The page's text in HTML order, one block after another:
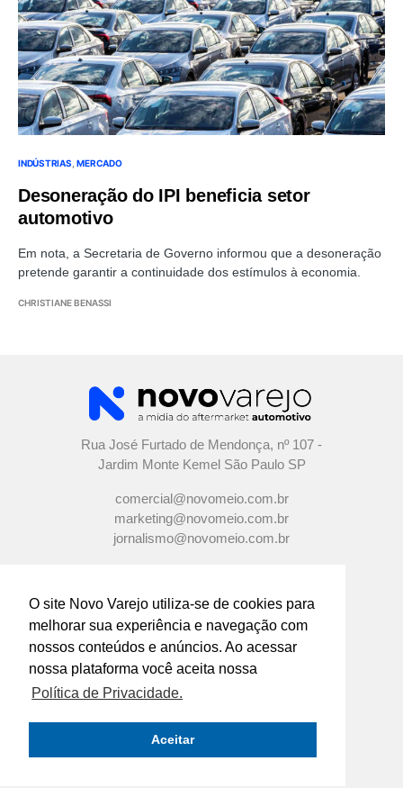
O site Novo Varejo utiliza-se de cookies para
melhorar sua experiência e navegação com
nossos conteúdos e anúncios. Ao acessar
nossa plataforma você aceita nossa
Política de Privacidade.
Aceitar
INDÚSTRIAS MERCADO
Desoneração do IPI beneficia setor
automotivo
Em nota, a Secretaria de Governo informou que a desoneração
pretende garantir a continuidade dos estímulos à economia.
CHRISTIANE BENASSI
Rua José Furtado de Mendonça, nº 107 -
Jardim Monte Kemel São Paulo SP
comercial@novomeio.com.br
marketing@novomeio.com.br
jornalismo@novomeio.com.br
CONFIRA AS NOSSAS REDES
SOCIAIS
O principal canal de comunicação de grandes
indústrias e distribuidores com os
empresários e profissionais das lojas de